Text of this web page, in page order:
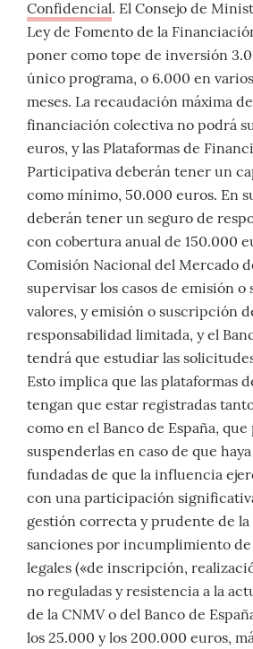
Confidencial. El Consejo de
Ley de Fomento de la
poner como tope de inversión
único programa, o 6.000 en
meses. La recaudación máxima
financiación colectiva no podrá
euros, y las Plataformas de
Participativa deberán tener un
como mínimo, 50.000 euros. En
deberán tener un seguro de
con cobertura anual de 150.000
Comisión Nacional del Mercado
supervisar los casos de emisión
valores, y emisión o suscripción
responsabilidad limitada, y el
tendrá que estudiar las
Esto implica que las plataformas
tengan que estar registradas
como en el Banco de España,
suspenderlas en caso de que
fundadas de que la influencia
con una participación
gestión correcta y prudente de la
sanciones por incumplimiento
legales («de inscripción,
no reguladas y resistencia a la
de la CNMV o del Banco de
los 25.000 y los 200.000 euros,